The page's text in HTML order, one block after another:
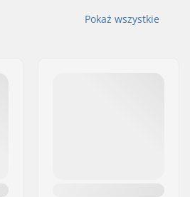
Pokaż wszystkie